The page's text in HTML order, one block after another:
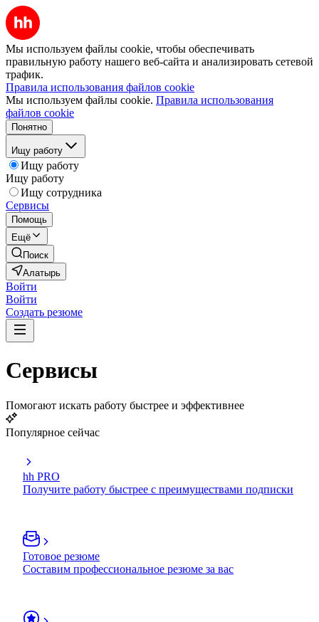
Мы используем файлы cookie, чтобы обеспечивать
правильную работу нашего веб-сайта и анализировать сетевой
трафик.
Правила использования файлов cookie
Мы используем файлы cookie. Правила использования
файлов cookie
Понятно
Ищу работу
Ищу работу
Ищу работу
Ищу сотрудника
Сервисы
Помощь
Ещё
Поиск
Алатырь
Войти
Войти
Создать резюме
Сервисы
Помогают искать работу быстрее и эффективнее
Популярное сейчас
hh PRO
Получите работу быстрее с преимуществами подписки
Готовое резюме
Составим профессиональное резюме за вас